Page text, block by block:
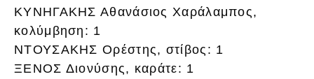
ΚΥΝΗΓΑΚΗΣ Αθανάσιος Χαράλαμπος,
κολύμβηση: 1
ΝΤΟΥΣΑΚΗΣ Ορέστης, στίβος: 1
ΞΕΝΟΣ Διονύσης, καράτε: 1